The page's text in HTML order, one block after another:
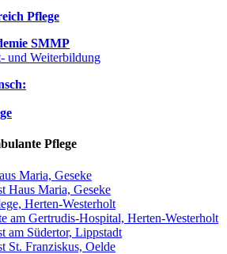
Pflege
SMMP
und Weiterbildung
Pflege
Maria, Geseke
Haus Maria, Geseke
Herten-Westerholt
am Gertrudis-Hospital, Herten-Westerholt
am Südertor, Lippstadt
St. Franziskus, Oelde